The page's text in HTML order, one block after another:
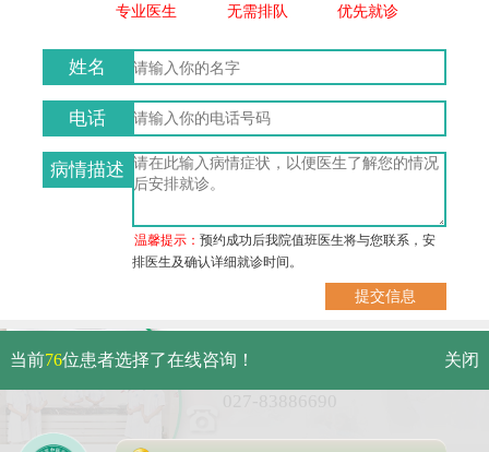
专业医生 无需排队 优先就诊
姓名
电话
病情描述
温馨提示：预约成功后我院值班医生将与您联系，安
排医生及确认详细就诊时间。
武汉市硚口区解放大道479号
免费电话：
当前76位患者选择了在线咨询！ 关闭